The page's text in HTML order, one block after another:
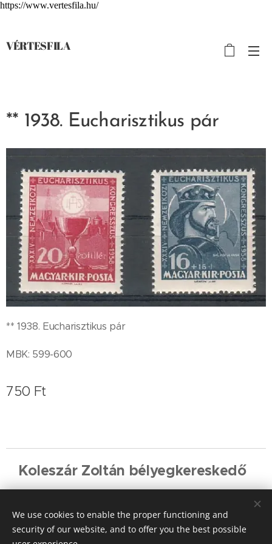
https://www.vertesfila.hu/
VÉRTESFILA
** 1938. Eucharisztikus pár
** 1938. Eucharisztikus pár
MBK: 599-600
750 Ft
Koleszár Zoltán bélyegkereskedő
Languages
Magyar
English Deutsch
We use cookies to enable the proper functioning and
security of our website, and to offer you the best possible